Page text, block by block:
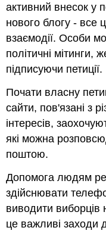
активний внесок у
нового блогу - все
взаємодії. Особи
політичні мітинги,
підписуючи петиції.
Почати власну
сайти, пов'язані з
інтересів,
які можна
поштою.
Допомога людям
здійснювати
виводити виборців
це важливі заходи